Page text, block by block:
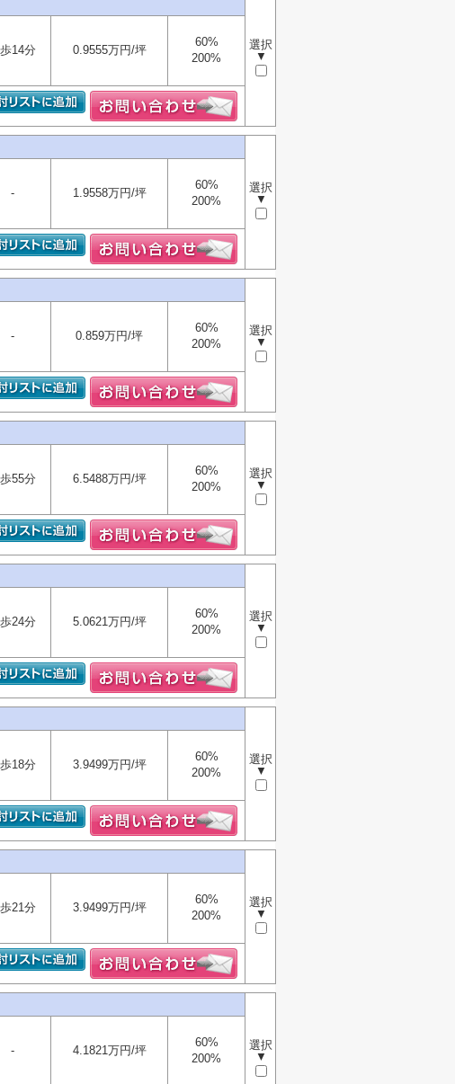
選択
▼
14分 0.9555万円/坪
60%
200%
選択
▼
- 1.9558万円/坪
60%
200%
選択
▼
- 0.859万円/坪
60%
200%
選択
▼
55分 6.5488万円/坪
60%
200%
選択
▼
24分 5.0621万円/坪
60%
200%
選択
▼
18分 3.9499万円/坪
60%
200%
選択
▼
21分 3.9499万円/坪
60%
200%
選択
▼
- 4.1821万円/坪
60%
200%